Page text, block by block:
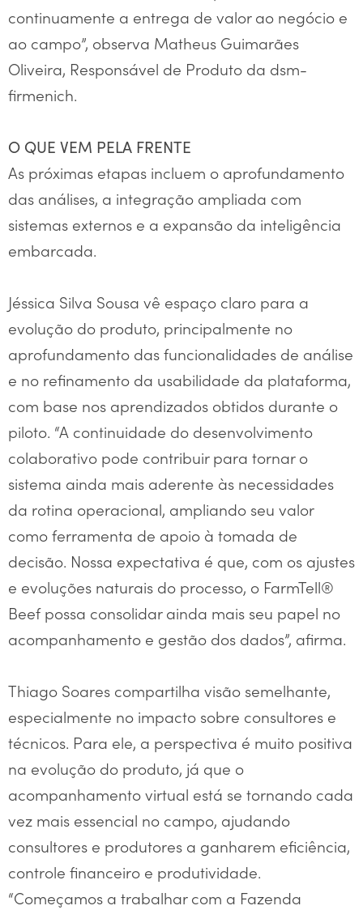
continuamente a entrega de valor ao negócio e
ao campo”, observa Matheus Guimarães
Oliveira, Responsável de Produto da dsm-
firmenich.
O QUE VEM PELA FRENTE
As próximas etapas incluem o aprofundamento
das análises, a integração ampliada com
sistemas externos e a expansão da inteligência
embarcada.
Jéssica Silva Sousa vê espaço claro para a
evolução do produto, principalmente no
aprofundamento das funcionalidades de análise
e no refinamento da usabilidade da plataforma,
com base nos aprendizados obtidos durante o
piloto. “A continuidade do desenvolvimento
colaborativo pode contribuir para tornar o
sistema ainda mais aderente às necessidades
da rotina operacional, ampliando seu valor
como ferramenta de apoio à tomada de
decisão. Nossa expectativa é que, com os ajustes
e evoluções naturais do processo, o FarmTell®
Beef possa consolidar ainda mais seu papel no
acompanhamento e gestão dos dados”, afirma.
Thiago Soares compartilha visão semelhante,
especialmente no impacto sobre consultores e
técnicos. Para ele, a perspectiva é muito positiva
na evolução do produto, já que o
acompanhamento virtual está se tornando cada
vez mais essencial no campo, ajudando
consultores e produtores a ganharem eficiência,
controle financeiro e produtividade.
“Começamos a trabalhar com a Fazenda